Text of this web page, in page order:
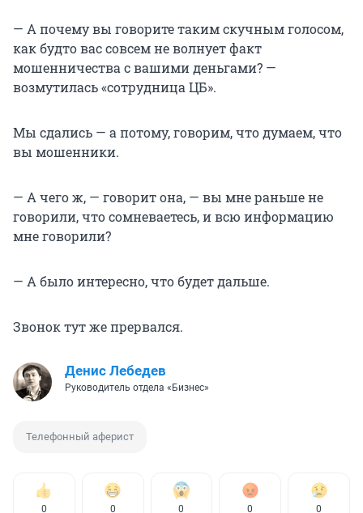
— А почему вы говорите таким скучным голосом,
как будто вас совсем не волнует факт
мошенничества с вашими деньгами? —
возмутилась «сотрудница ЦБ».
Мы сдались — а потому, говорим, что думаем, что
вы мошенники.
— А чего ж, — говорит она, — вы мне раньше не
говорили, что сомневаетесь, и всю информацию
мне говорили?
— А было интересно, что будет дальше.
Звонок тут же прервался.
Денис Лебедев
Руководитель отдела «Бизнес»
Телефонный аферист
0 0 0 0 0